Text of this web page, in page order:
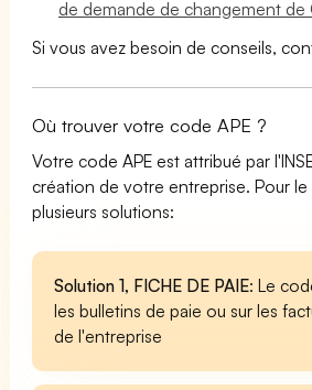
de demande de changement de
Si vous avez besoin de conseils,
Où trouver votre code APE ?
Votre code APE est attribué par
création de votre entreprise. Pour
plusieurs solutions:
Solution 1, FICHE DE PAIE: Le
les bulletins de paie ou sur les
de l'entreprise